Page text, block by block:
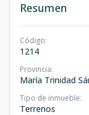
Resumen
Código:
1214
Provincia:
María Trinidad
Tipo de inmueble:
Terrenos